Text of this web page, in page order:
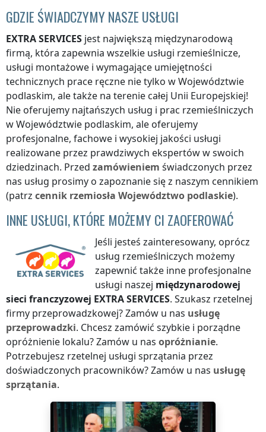
GDZIE ŚWIADCZYMY NASZE USŁUGI
EXTRA SERVICES jest największą międzynarodową
firmą, która zapewnia wszelkie usługi rzemieślnicze,
usługi montażowe i wymagające umiejętności
technicznych prace ręczne nie tylko w Województwie
podlaskim, ale także na terenie całej Unii Europejskiej!
Nie oferujemy najtańszych usług i prac rzemieślniczych
w Województwie podlaskim, ale oferujemy
profesjonalne, fachowe i wysokiej jakości usługi
realizowane przez prawdziwych ekspertów w swoich
dziedzinach. Przed zamówieniem świadczonych przez
nas usług prosimy o zapoznanie się z naszym cennikiem
(patrz cennik rzemiosła Województwo podlaskie).
INNE USŁUGI, KTÓRE MOŻEMY CI ZAOFEROWAĆ
Jeśli jesteś zainteresowany, oprócz
usług rzemieślniczych możemy
zapewnić także inne profesjonalne
usługi naszej międzynarodowej
sieci franczyzowej EXTRA SERVICES. Szukasz rzetelnej
firmy przeprowadzkowej? Zamów u nas usługę
przeprowadzki. Chcesz zamówić szybkie i porządne
opróżnienie lokalu? Zamów u nas opróżnianie.
Potrzebujesz rzetelnej usługi sprzątania przez
doświadczonych pracowników? Zamów u nas usługę
sprzątania.